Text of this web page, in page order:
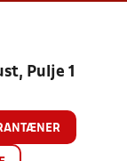
Pulje 1